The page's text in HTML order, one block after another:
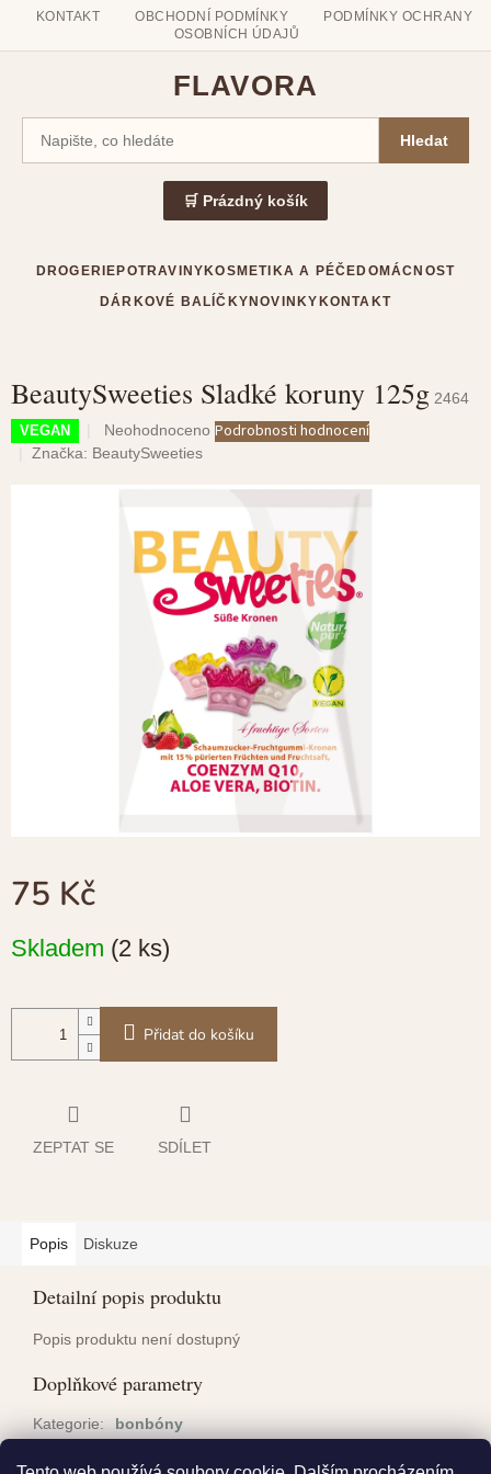
KONTAKT OBCHODNÍ PODMÍNKY
PODMÍNKY OCHRANY
OSOBNÍCH ÚDAJŮ
FLAVORA
Hledat
🛒 Prázdný košík
DROGERIE POTRAVINY KOSMETIKA A PÉČE DOMÁCNOST
DÁRKOVÉ BALÍČKY NOVINKY KONTAKT
Přejít
obsah
BeautySweeties Sladké koruny 125g 2464
VEGAN
Průměrné
hodnocení
hvězdiček.
Neohodnoceno Podrobnosti hodnocení
Značka: BeautySweeties
75 Kč
cena:
Skladem (2 ks)
Přidat do košíku
ZEPTAT SE SDÍLET
Popis Diskuze
Detailní popis produktu
Popis produktu není dostupný
Doplňkové parametry
Kategorie:
bonbóny